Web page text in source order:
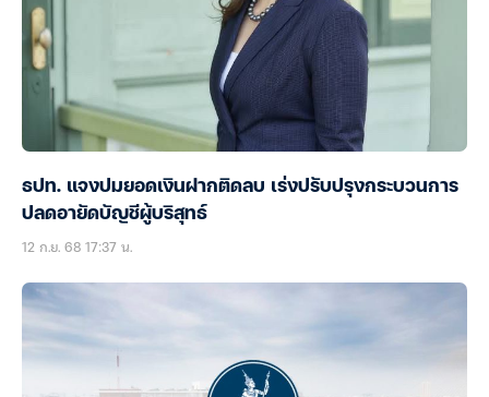
ธปท. แจงปมยอดเงินฝากติดลบ เร่งปรับปรุงกระบวนการ
ปลดอายัดบัญชีผู้บริสุทธ์
12 ก.ย. 68 17:37 น.